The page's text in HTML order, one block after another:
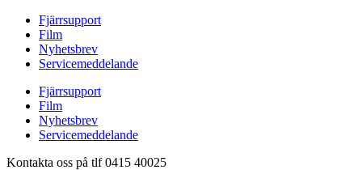
Hoppa
innehåll
Fjärrsupport
Film
Nyhetsbrev
Servicemeddelande
Fjärrsupport
Film
Nyhetsbrev
Servicemeddelande
Kontakta oss på tlf 0415 40025